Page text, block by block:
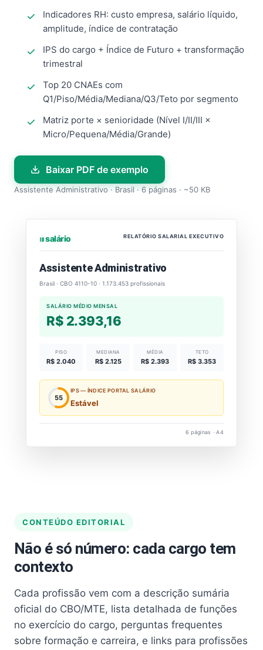
Indicadores RH: custo empresa, salário líquido,
amplitude, índice de contratação
IPS do cargo + Índice de Futuro + transformação
trimestral
Top 20 CNAEs com
Q1/Piso/Média/Mediana/Q3/Teto por segmento
Matriz porte × senioridade (Nível I/II/III ×
Micro/Pequena/Média/Grande)
Baixar PDF de exemplo
Assistente Administrativo · Brasil · 6 páginas · ~50 KB
⏐⏐⏐ salário RELATÓRIO SALARIAL EXECUTIVO
Assistente Administrativo
Brasil · CBO 4110-10 · 1.173.453 profissionais
SALÁRIO MÉDIO MENSAL
R$ 2.393,16
PISO
R$ 2.040
MEDIANA
R$ 2.125
MÉDIA
R$ 2.393
TETO
R$ 3.353
55
IPS — ÍNDICE PORTAL SALÁRIO
Estável
6 páginas · A4
CONTEÚDO EDITORIAL
Não é só número: cada cargo tem
contexto
Cada profissão vem com a descrição sumária
oficial do CBO/MTE, lista detalhada de funções
no exercício do cargo, perguntas frequentes
sobre formação e carreira, e links para profissões